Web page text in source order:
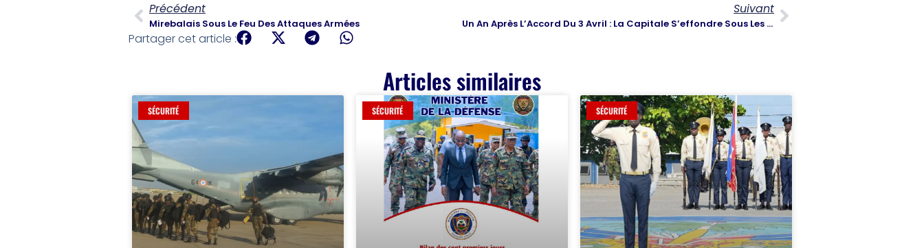
Précédent
Mirebalais Sous Le Feu Des Attaques Armées
Suivant
Un An Après L’Accord Du 3 Avril : La Capitale S’effondre Sous Les Balles Des Gangs
Partager cet article :
Articles similaires
SÉCURITÉ SÉCURITÉ SÉCURITÉ